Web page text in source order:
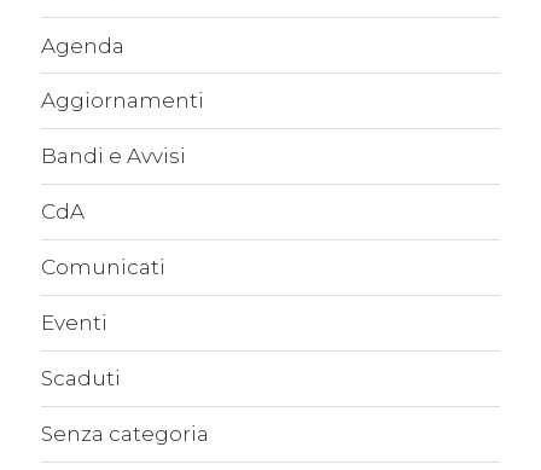
Agenda
Aggiornamenti
Bandi e Avvisi
CdA
Comunicati
Eventi
Scaduti
Senza categoria